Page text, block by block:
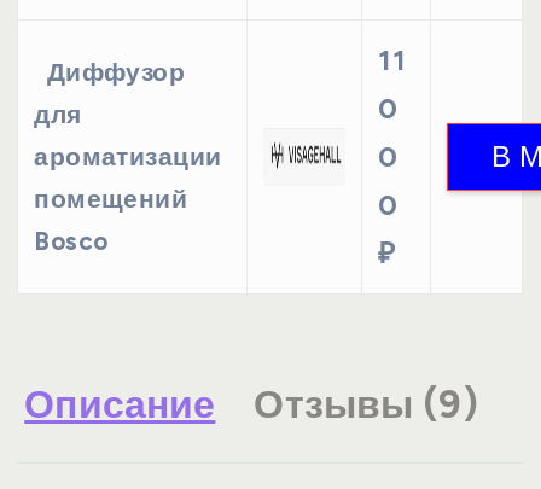
Диффузор
для
ароматизации
помещений
Bosco
11
0
0
0
₽
Описание Отзывы (9)